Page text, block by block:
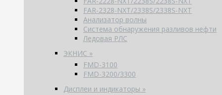
FAR-2328-NXT/2338S/2338S-NXT
Анализатор волны
Система обнаружения разливов нефти
Ледовая РЛС
ЭКНИС »
FMD-3100
FMD-3200/3300
Дисплеи и индикаторы »